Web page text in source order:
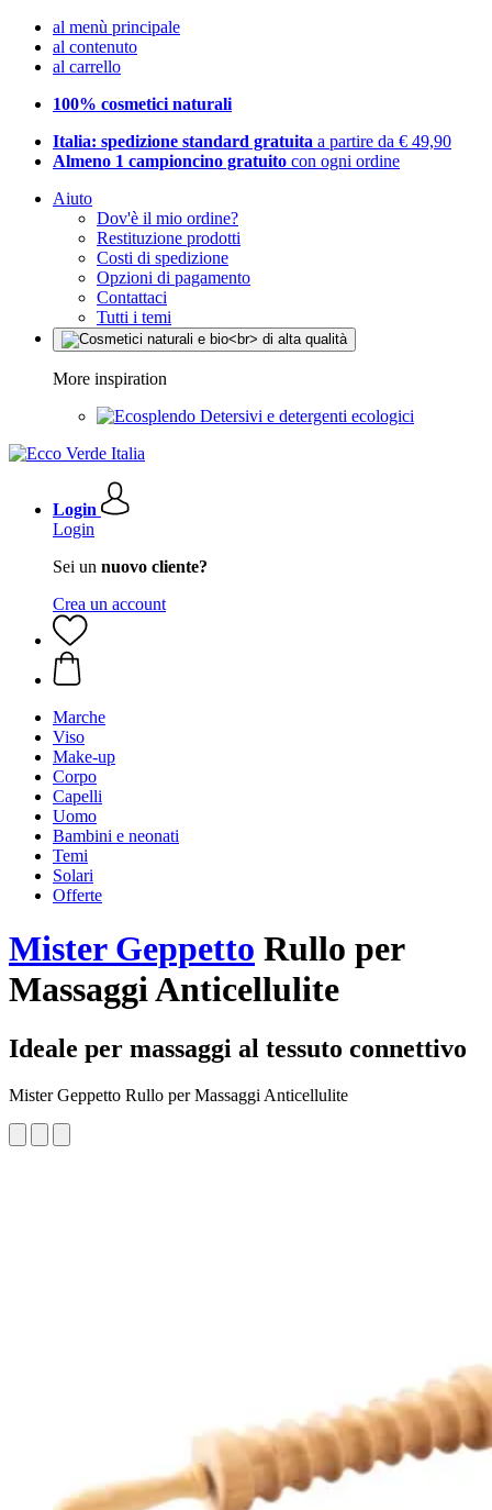
al menù principale
al contenuto
al carrello
100% cosmetici naturali
Italia: spedizione standard gratuita a partire da € 49,90
Almeno 1 campioncino gratuito con ogni ordine
Aiuto
Dov'è il mio ordine?
Restituzione prodotti
Costi di spedizione
Opzioni di pagamento
Contattaci
Tutti i temi
More inspiration
Detersivi e detergenti ecologici
Login
Login
Sei un nuovo cliente?
Crea un account
Marche
Viso
Make-up
Corpo
Capelli
Uomo
Bambini e neonati
Temi
Solari
Offerte
Mister Geppetto Rullo per
Massaggi Anticellulite
Ideale per massaggi al tessuto connettivo
Mister Geppetto Rullo per Massaggi Anticellulite